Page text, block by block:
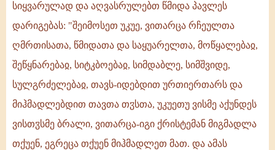
სიყვარულად და აღვასრულებთ წმიდა პავლეს
დარიგებას: "შეიმოსეთ უკუე, ვითარცა რჩეულთა
ღმრთისათა, წმიდათა და საყუარელთა, მოწყალებაჲ,
შეწყნარებაჲ, სიტკბოებაჲ, სიმდაბლე, სიმშვიდე,
სულგრძელებაჲ, თავს-იდებდით ურთიერთარს და
მიჰმადლებდით თავთა თჳსთა, უკუეთუ ვისმე აქუნდეს
ვისთჳსმე ბრალი, ვითარცა-იგი ქრისტემან მიგმადლა
თქუენ, ეგრეცა თქუენ მიჰმადლეთ მათ. და ამას